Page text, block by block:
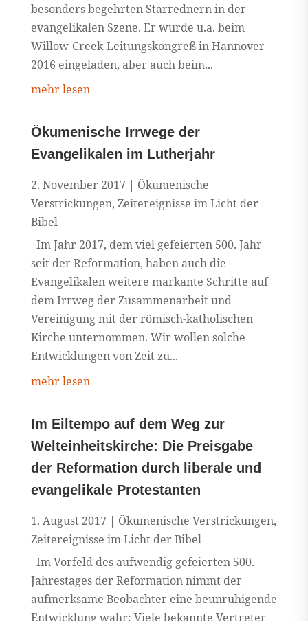
besonders begehrten Starrednern in der
evangelikalen Szene. Er wurde u.a. beim
Willow-Creek-Leitungskongreß in Hannover
2016 eingeladen, aber auch beim...
mehr lesen
Ökumenische Irrwege der
Evangelikalen im Lutherjahr
2. November 2017 | Ökumenische
Verstrickungen, Zeitereignisse im Licht der
Bibel
Im Jahr 2017, dem viel gefeierten 500. Jahr
seit der Reformation, haben auch die
Evangelikalen weitere markante Schritte auf
dem Irrweg der Zusammenarbeit und
Vereinigung mit der römisch-katholischen
Kirche unternommen. Wir wollen solche
Entwicklungen von Zeit zu...
mehr lesen
Im Eiltempo auf dem Weg zur
Welteinheitskirche: Die Preisgabe
der Reformation durch liberale und
evangelikale Protestanten
1. August 2017 | Ökumenische Verstrickungen,
Zeitereignisse im Licht der Bibel
Im Vorfeld des aufwendig gefeierten 500.
Jahrestages der Reformation nimmt der
aufmerksame Beobachter eine beunruhigende
Entwicklung wahr: Viele bekannte Vertreter